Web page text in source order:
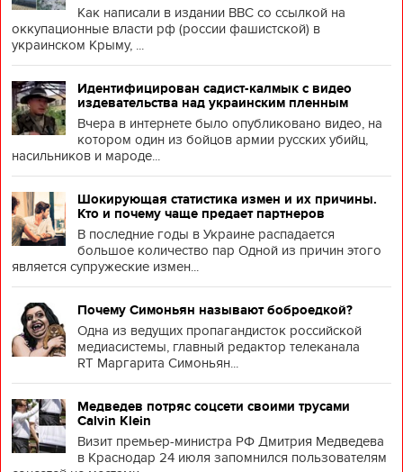
Как написали в издании BBC со ссылкой на
оккупационные власти рф (россии фашистской) в
украинском Крыму, ...
Идентифицирован садист-калмык с видео
издевательства над украинским пленным
Вчера в интернете было опубликовано видео, на
котором один из бойцов армии русских убийц,
насильников и мароде...
Шокирующая статистика измен и их причины.
Кто и почему чаще предает партнеров
В последние годы в Украине распадается
большое количество пар Одной из причин этого
является супружеские измен...
Почему Симоньян называют боброедкой?
Одна из ведущих пропагандисток российской
медиасистемы, главный редактор телеканала
RT Маргарита Симоньян...
Медведев потряс соцсети своими трусами
Calvin Klein
Визит премьер-министра РФ Дмитрия Медведева
в Краснодар 24 июля запомнился пользователям